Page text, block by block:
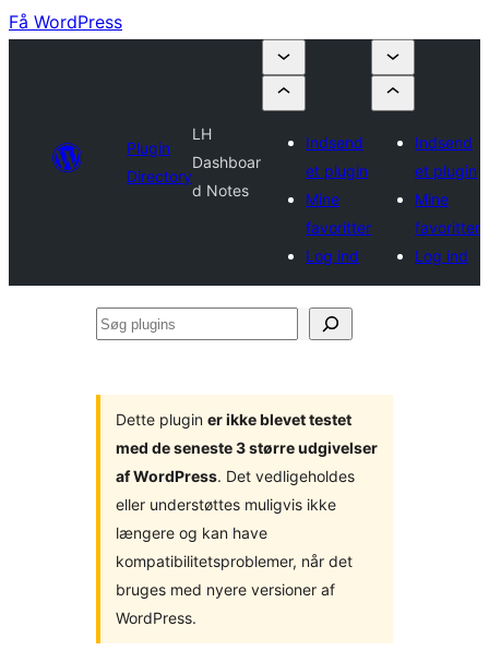
Få WordPress
Plugin
Directory
LH
Dashboar
d Notes
Indsend
et plugin
Mine
favoritter
Log ind
Indsend
et plugin
Mine
favoritter
Log ind
Søg
Dette plugin er ikke blevet testet
med de seneste 3 større udgivelser
af WordPress. Det vedligeholdes
eller understøttes muligvis ikke
længere og kan have
kompatibilitetsproblemer, når det
bruges med nyere versioner af
WordPress.